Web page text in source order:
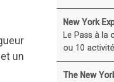
un
New York
Le Pass à la
ou 10
The New